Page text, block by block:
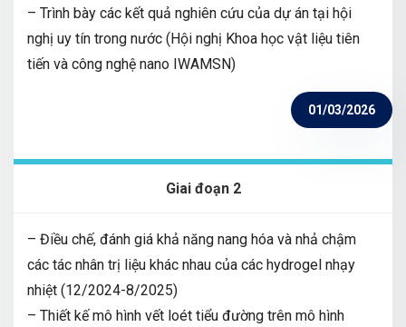
– Trình bày các kết quả nghiên cứu của dự án tại hội
nghị uy tín trong nước (Hội nghị Khoa học vật liệu tiên
tiến và công nghệ nano IWAMSN)
01/03/2026
Giai đoạn 2
– Điều chế, đánh giá khả năng nang hóa và nhả chậm
các tác nhân trị liệu khác nhau của các hydrogel nhạy
nhiệt (12/2024-8/2025)
– Thiết kế mô hình vết loét tiểu đường trên mô hình